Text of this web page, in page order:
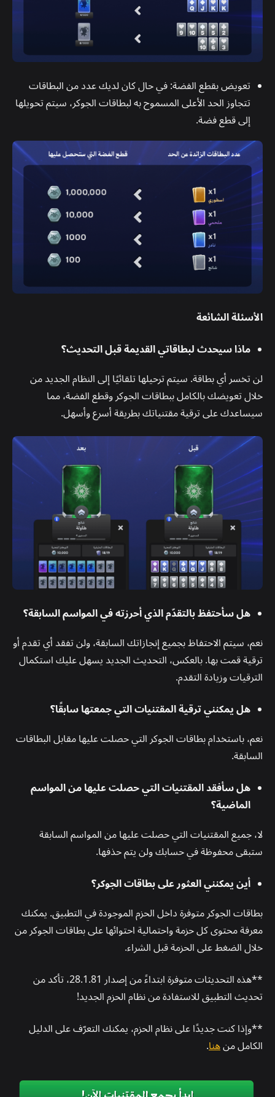
تعويض بقطع الفضة: في حال كان لديك عدد من البطاقات
تتجاوز الحد الأعلى المسموح به لبطاقات الجوكر، سيتم تحويلها
إلى قطع فضة.
الأسئلة الشائعة
ماذا سيحدث لبطاقاتي القديمة قبل التحديث؟
لن تخسر أي بطاقة. سيتم ترحيلها تلقائيًا إلى النظام الجديد من
خلال تعويضك بالكامل ببطاقات الجوكر وقطع الفضة، مما
سيساعدك على ترقية مقتنياتك بطريقة أسرع وأسهل.
هل سأحتفظ بالتقدّم الذي أحرزته في المواسم السابقة؟
نعم، سيتم الاحتفاظ بجميع إنجازاتك السابقة، ولن تفقد أي تقدم أو
ترقية قمت بها. بالعكس، التحديث الجديد يسهل عليك استكمال
الترقيات وزيادة التقدم.
هل يمكنني ترقية المقتنيات التي جمعتها سابقًا؟
نعم، باستخدام بطاقات الجوكر التي حصلت عليها مقابل البطاقات
السابقة.
هل سأفقد المقتنيات التي حصلت عليها من المواسم
الماضية؟
لا، جميع المقتنيات التي حصلت عليها من المواسم السابقة
ستبقى محفوظة في حسابك ولن يتم حذفها.
أين يمكنني العثور على بطاقات الجوكر؟
بطاقات الجوكر متوفرة داخل الحزم الموجودة في التطبيق. يمكنك
معرفة محتوى كل حزمة واحتمالية احتوائها على بطاقات الجوكر من
خلال الضغط على الحزمة قبل الشراء.
**هذه التحديثات متوفرة ابتداءً من إصدار 28.1.81، تأكد من
تحديث التطبيق للاستفادة من نظام الحزم الجديد!
**وإذا كنت جديدًا على نظام الحزم، يمكنك التعرّف على الدليل
الكامل منهنا.